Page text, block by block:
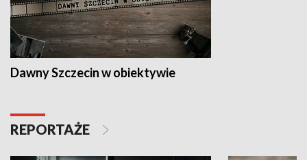
Dawny Szczecin w obiektywie
REPORTAŻE